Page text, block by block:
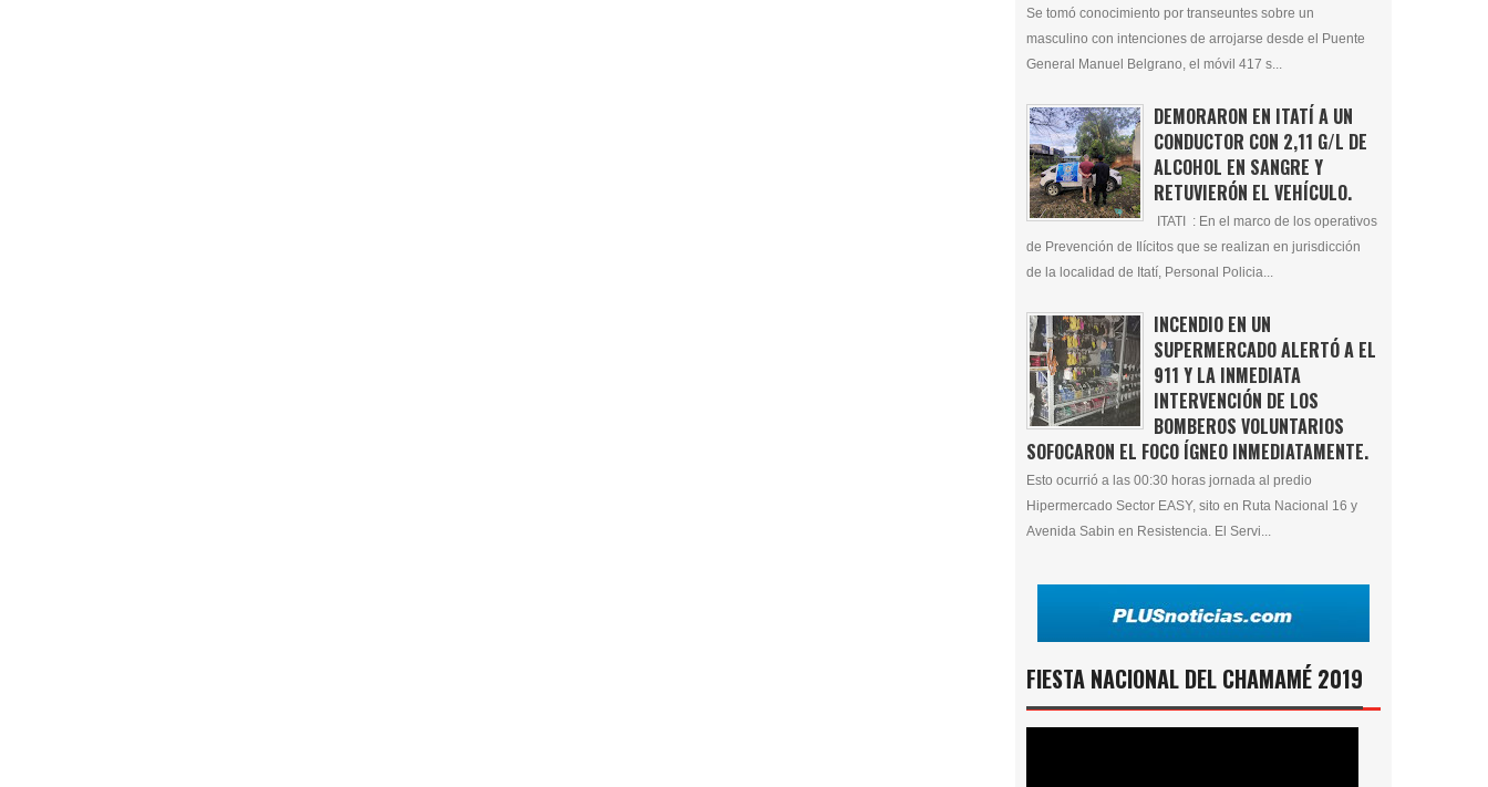
Se tomó conocimiento por transeuntes sobre un
masculino con intenciones de arrojarse desde el Puente
General Manuel Belgrano, el móvil 417 s...
DEMORARON EN ITATÍ A UN
CONDUCTOR CON 2,11 G/L DE
ALCOHOL EN SANGRE Y
RETUVIERÓN EL VEHÍCULO.
ITATI : En el marco de los operativos
de Prevención de Ilícitos que se realizan en jurisdicción
de la localidad de Itatí, Personal Policia...
INCENDIO EN UN
SUPERMERCADO ALERTÓ A EL
911 Y LA INMEDIATA
INTERVENCIÓN DE LOS
BOMBEROS VOLUNTARIOS
SOFOCARON EL FOCO ÍGNEO INMEDIATAMENTE.
Esto ocurrió a las 00:30 horas jornada al predio
Hipermercado Sector EASY, sito en Ruta Nacional 16 y
Avenida Sabin en Resistencia. El Servi...
FIESTA NACIONAL DEL CHAMAMÉ 2019